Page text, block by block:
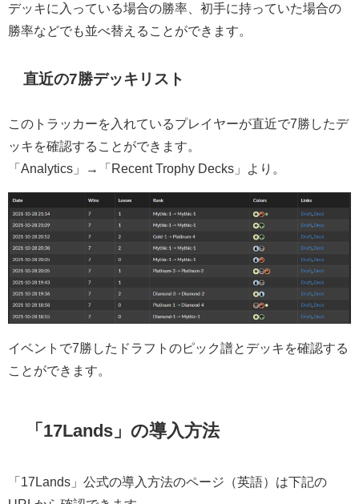
デッキに入っている場合の勝率、初手に持っていた場合の
勝率などでも並べ替えることができます。
直近の7勝デッキリスト
このトラッカーを入れているプレイヤーが直近で7勝したデ
ッキを確認することができます。
「Analytics」→「Recent Trophy Decks」より。
イベントで7勝したドラフトのピック譜とデッキを確認する
ことができます。
「17Lands」の導入方法
「17Lands」公式の導入方法のページ（英語）は下記の